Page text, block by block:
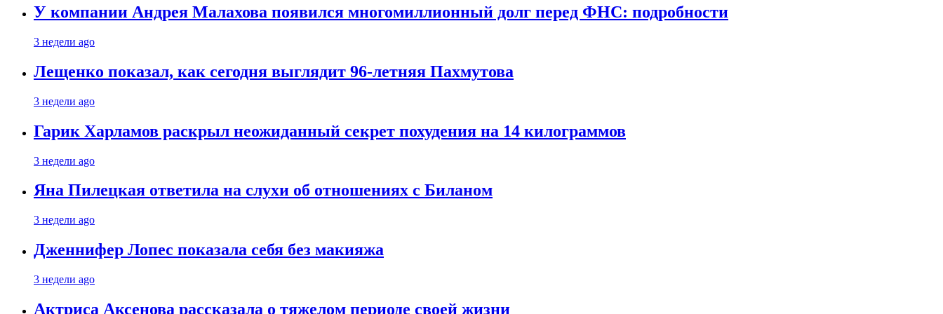
У компании Андрея Малахова появился многомиллионный долг перед ФНС: подробности
3 недели ago
Лещенко показал, как сегодня выглядит 96-летняя Пахмутова
3 недели ago
Гарик Харламов раскрыл неожиданный секрет похудения на 14 килограммов
3 недели ago
Яна Пилецкая ответила на слухи об отношениях с Биланом
3 недели ago
Дженнифер Лопес показала себя без макияжа
3 недели ago
Актриса Аксенова рассказала о тяжелом периоде своей жизни